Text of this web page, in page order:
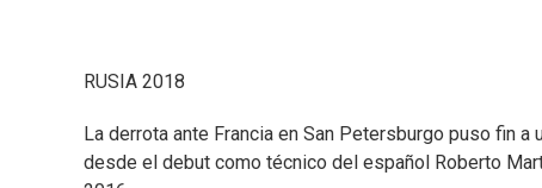
RUSIA 2018
La derrota ante Francia en San Petersburgo puso fin
desde el debut como técnico del español Roberto